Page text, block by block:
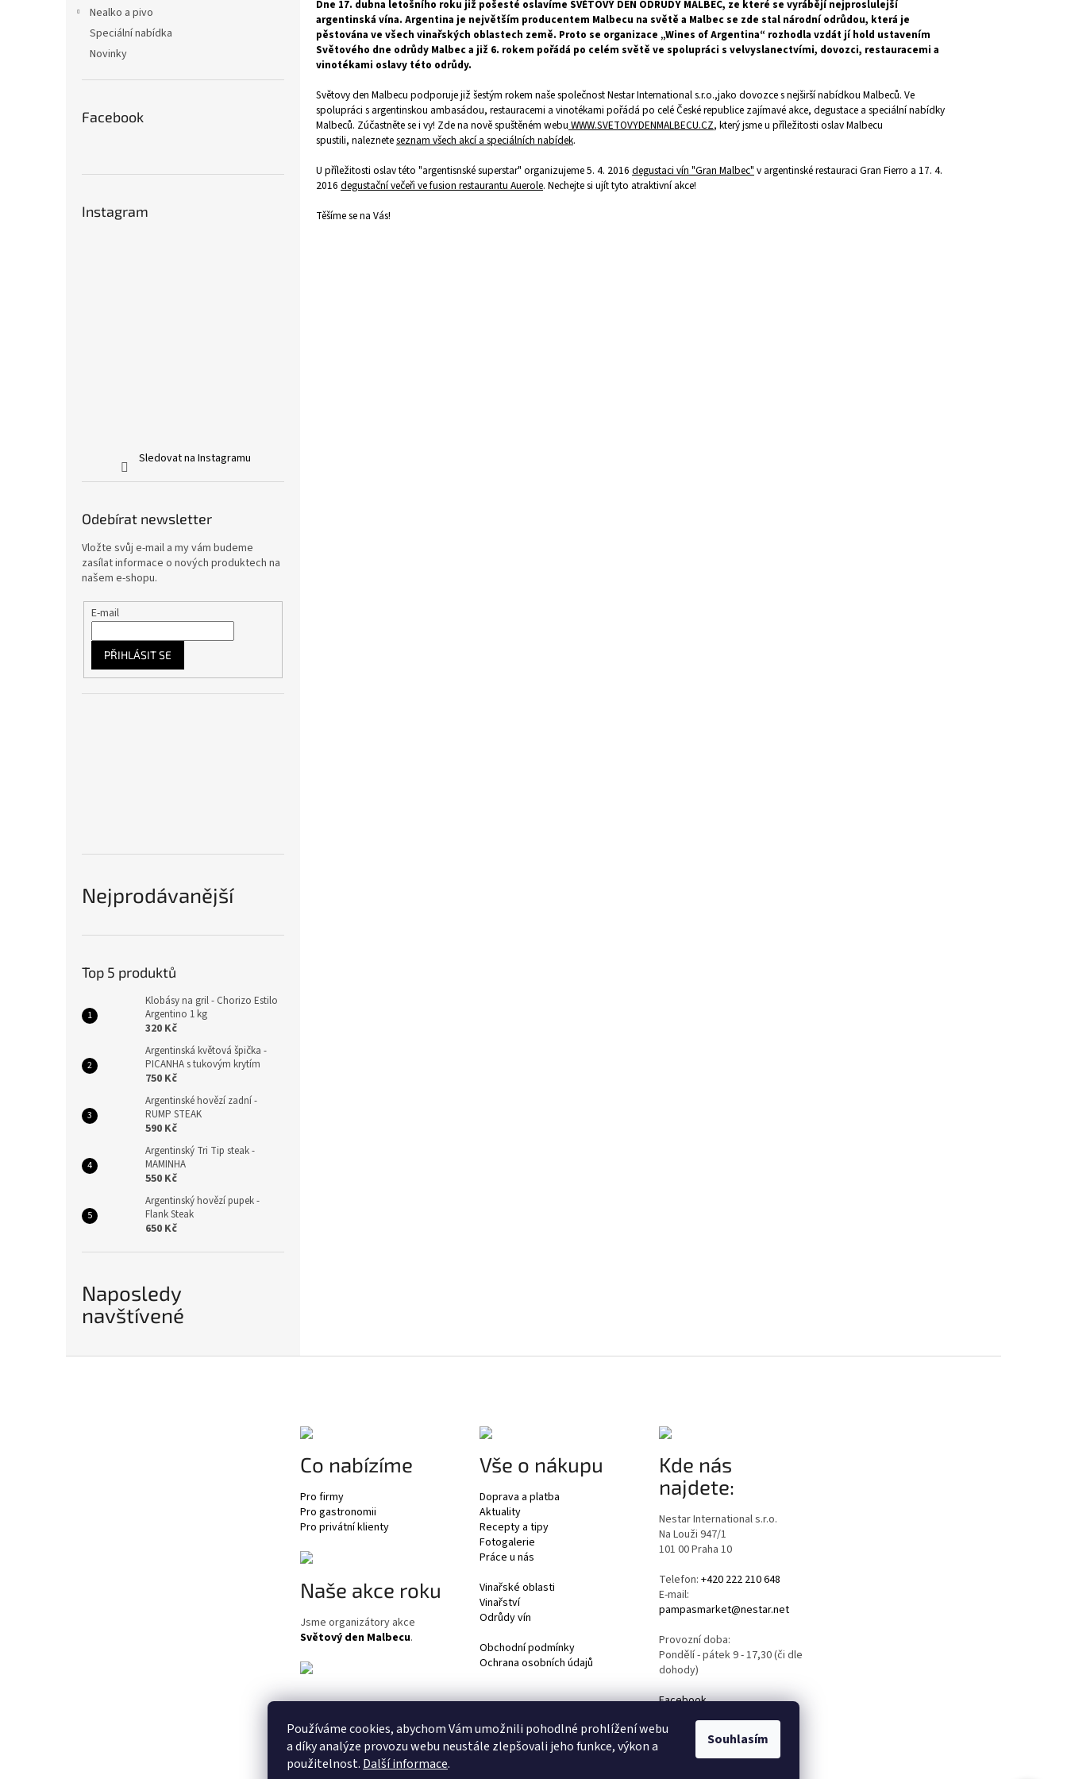
Používáme cookies, abychom Vám umožnili pohodlné prohlížení webu
a díky analýze provozu webu neustále zlepšovali jeho funkce, výkon a
použitelnost. Další informace.
Souhlasím
Nealko a pivo
Speciální nabídka
Novinky
Facebook
Instagram
Sledovat na Instagramu
Odebírat newsletter
Vložte svůj e-mail a my vám budeme
zasílat informace o nových produktech na
našem e-shopu.
E-mail
PŘIHLÁSIT SE
Nejprodávanější
Top 5 produktů
Klobásy na gril - Chorizo Estilo
Argentino 1 kg
320 Kč
Argentinská květová špička -
PICANHA s tukovým krytím
750 Kč
Argentinské hovězí zadní -
RUMP STEAK
590 Kč
Argentinský Tri Tip steak -
MAMINHA
550 Kč
Argentinský hovězí pupek -
Flank Steak
650 Kč
Naposledy
navštívené
Dne 17. dubna letošního roku již pošesté oslavíme SVĚTOVÝ DEN ODRŮDY MALBEC, ze které se vyrábějí nejproslulejší
argentinská vína. Argentina je největším producentem Malbecu na světě a Malbec se zde stal národní odrůdou, která je
pěstována ve všech vinařských oblastech země. Proto se organizace „Wines of Argentina“ rozhodla vzdát jí hold ustavením
Světového dne odrůdy Malbec a již 6. rokem pořádá po celém světě ve spolupráci s velvyslanectvími, dovozci, restauracemi a
vinotékami oslavy této odrůdy.
Světovy den Malbecu podporuje již šestým rokem naše společnost Nestar International s.r.o.,jako dovozce s nejširší nabídkou Malbeců. Ve
spolupráci s argentinskou ambasádou, restauracemi a vinotékami pořádá po celé České republice zajímavé akce, degustace a speciální nabídky
Malbeců. Zúčastněte se i vy! Zde na nově spuštěném webu WWW.SVETOVYDENMALBECU.CZ, který jsme u příležitosti oslav Malbecu
spustili, nalezneteseznam všech akcí a speciálních nabídek.
U příležitosti oslav této "argentisnské superstar" organizujeme 5. 4. 2016 degustaci vín "Gran Malbec" v argentinské restauraci Gran Fierro a 17. 4.
2016 degustační večeři ve fusion restaurantu Auerole. Nechejte si ujít tyto atraktivní akce!
Těšíme se na Vás!
Co nabízíme
Pro firmy
Pro gastronomii
Pro privátní klienty
Naše akce roku
Jsme organizátory akce
Světový den Malbecu.
Vše o nákupu
Doprava a platba
Aktuality
Recepty a tipy
Fotogalerie
Práce u nás
Vinařské oblasti
Vinařství
Odrůdy vín
Obchodní podmínky
Ochrana osobních údajů
Kde nás
najdete:
Nestar International s.r.o.
Na Louži 947/1
101 00 Praha 10
Telefon: +420 222 210 648
E-mail:
pampasmarket@nestar.net
Provozní doba:
Pondělí - pátek 9 - 17,30 (či dle
dohody)
Facebook
YouTube